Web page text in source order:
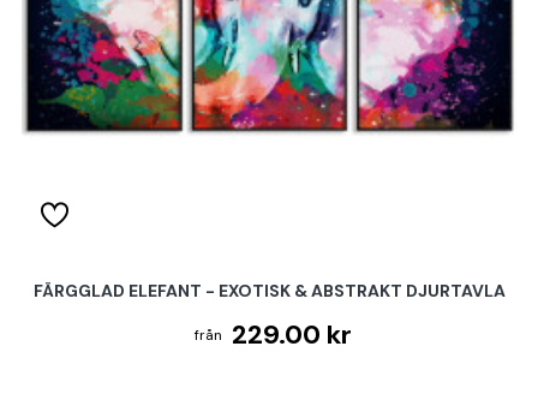
FÄRGGLAD ELEFANT - EXOTISK & ABSTRAKT DJURTAVLA
229.00 kr